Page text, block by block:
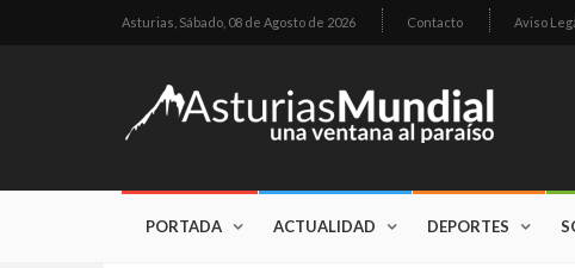
Asturias, Sábado, 08 de Agosto de 2026 Contacto Aviso
PORTADA ACTUALIDAD DEPORTES